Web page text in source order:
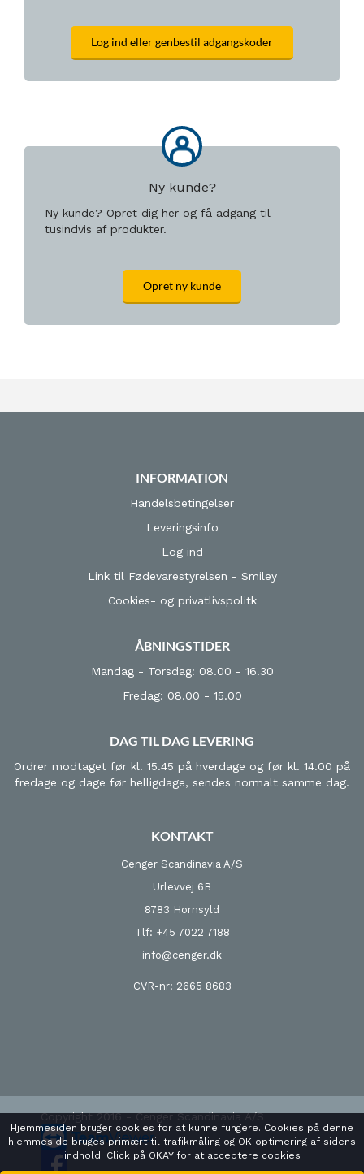
Log ind eller genbestil adgangskoder
Ny kunde?
Ny kunde? Opret dig her og få adgang til
tusindvis af produkter.
Opret ny kunde
INFORMATION
Handelsbetingelser
Leveringsinfo
Log ind
Link til Fødevarestyrelsen - Smiley
Cookies- og privatlivspolitk
ÅBNINGSTIDER
Mandag - Torsdag: 08.00 - 16.30
Fredag: 08.00 - 15.00
DAG TIL DAG LEVERING
Ordrer modtaget før kl. 15.45 på hverdage og før kl. 14.00 på
fredage og dage før helligdage, sendes normalt samme dag.
KONTAKT
Cenger Scandinavia A/S
Urlevvej 6B
8783 Hornsyld
Tlf: +45 7022 7188
info@cenger.dk
CVR-nr: 2665 8683
Copyright 2016 - Cenger Scandinavia A/S
Hjemmesiden bruger cookies for at kunne fungere. Cookies på denne
hjemmeside bruges primært til trafikmåling og OK optimering af sidens
indhold. Click på OKAY for at acceptere cookies